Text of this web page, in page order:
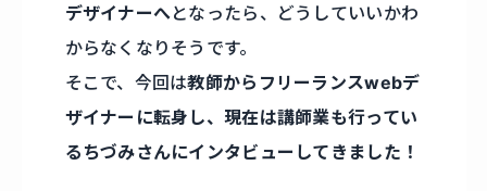
デザイナーへとなったら、どうしていいかわ
からなくなりそうです。
そこで、今回は教師からフリーランスwebデ
ザイナーに転身し、現在は講師業も行ってい
るちづみさんにインタビューしてきました！